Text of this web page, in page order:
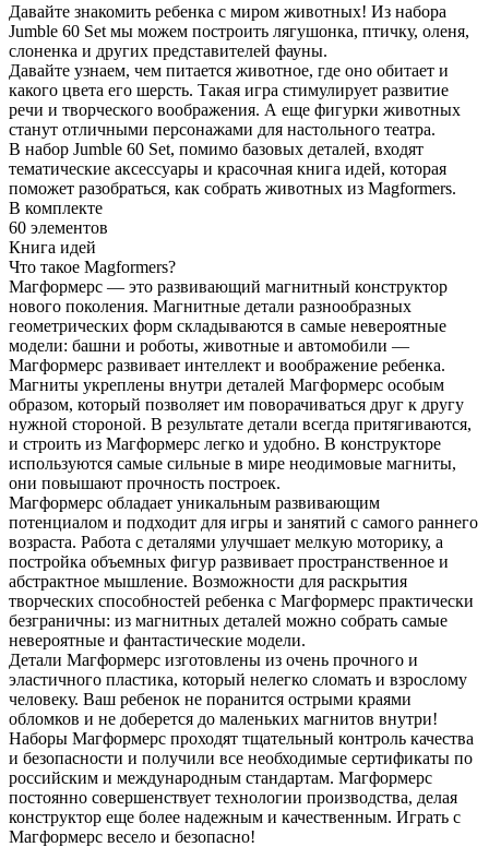
Давайте знакомить ребенка с миром животных! Из набора
Jumble 60 Set мы можем построить лягушонка, птичку, оленя,
слоненка и других представителей фауны.
Давайте узнаем, чем питается животное, где оно обитает и
какого цвета его шерсть. Такая игра стимулирует развитие
речи и творческого воображения. А еще фигурки животных
станут отличными персонажами для настольного театра.
В набор Jumble 60 Set, помимо базовых деталей, входят
тематические аксессуары и красочная книга идей, которая
поможет разобраться, как собрать животных из Magformers.
В комплекте
60 элементов
Книга идей
Что такое Magformers?
Магформерс — это развивающий магнитный конструктор
нового поколения. Магнитные детали разнообразных
геометрических форм складываются в самые невероятные
модели: башни и роботы, животные и автомобили —
Магформерс развивает интеллект и воображение ребенка.
Магниты укреплены внутри деталей Магформерс особым
образом, который позволяет им поворачиваться друг к другу
нужной стороной. В результате детали всегда притягиваются,
и строить из Магформерс легко и удобно. В конструкторе
используются самые сильные в мире неодимовые магниты,
они повышают прочность построек.
Магформерс обладает уникальным развивающим
потенциалом и подходит для игры и занятий с самого раннего
возраста. Работа с деталями улучшает мелкую моторику, а
постройка объемных фигур развивает пространственное и
абстрактное мышление. Возможности для раскрытия
творческих способностей ребенка с Магформерс практически
безграничны: из магнитных деталей можно собрать самые
невероятные и фантастические модели.
Детали Магформерс изготовлены из очень прочного и
эластичного пластика, который нелегко сломать и взрослому
человеку. Ваш ребенок не поранится острыми краями
обломков и не доберется до маленьких магнитов внутри!
Наборы Магформерс проходят тщательный контроль качества
и безопасности и получили все необходимые сертификаты по
российским и международным стандартам. Магформерс
постоянно совершенствует технологии производства, делая
конструктор еще более надежным и качественным. Играть с
Магформерс весело и безопасно!